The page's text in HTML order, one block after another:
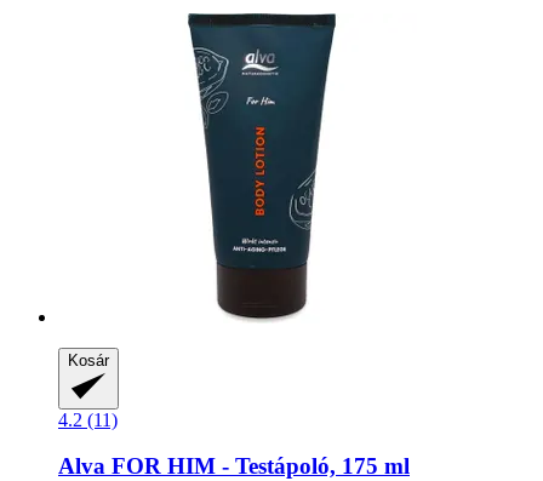
Kosár
4.2 (11)
Alva FOR HIM -​ Testápoló, 175 ml